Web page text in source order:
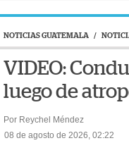
NOTICIAS GUATEMALA /
VIDEO:
luego de
Por Reychel Méndez
08 de agosto de 2026, 02:22